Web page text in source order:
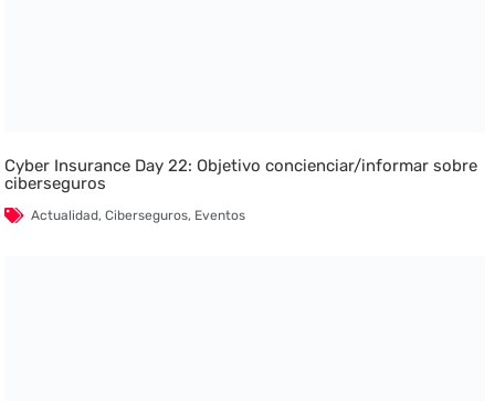
Cyber Insurance Day 22: Objetivo concienciar/informar sobre
ciberseguros
Actualidad,Ciberseguros, Eventos